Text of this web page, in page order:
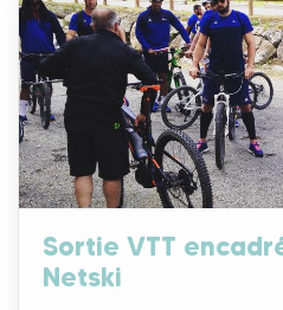
Sortie VTT
Netski